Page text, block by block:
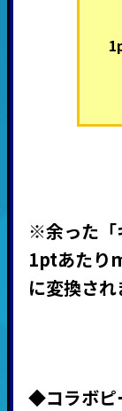
※余った「
1ptあたり
に変換され
◆コラボピ